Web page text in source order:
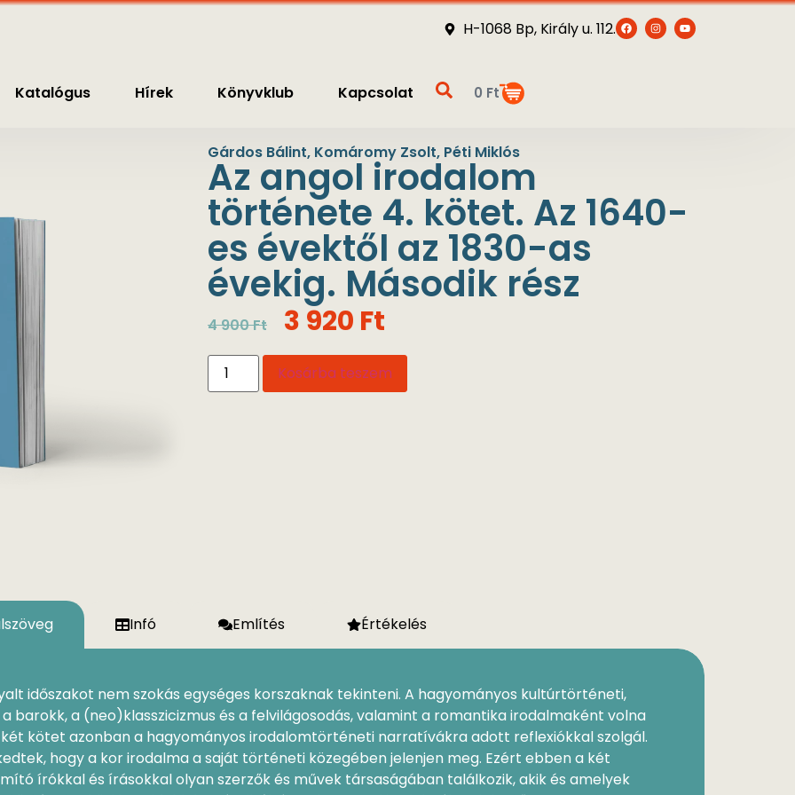
H-1068 Bp, Király u. 112.
Katalógus Hírek Könyvklub Kapcsolat 0 Ft
Gárdos Bálint, Komáromy Zsolt, Péti Miklós
Az angol irodalom
története 4. kötet. Az 1640-
es évektől az 1830-as
évekig. Második rész
4 900Ft 3 920 Ft
Kosárba teszem
Infó Említés Értékelés
időszakot nem szokás egy­séges korszaknak tekinteni. A hagyo­mányos kultúrtörténeti,
barokk, a (neo)klasszicizmus és a felvilágosodás, valamint a romantika irodalmaként vol­na
kötet azonban a hagyomá­nyos irodalomtörténeti narratívákra adott reflexiókkal szolgál.
hogy a kor irodalma a saját történeti közegében jelenjen meg. Ezért ebben a két
írókkal és írásokkal olyan szerzők és művek társaságában találkozik, akik és amelyek